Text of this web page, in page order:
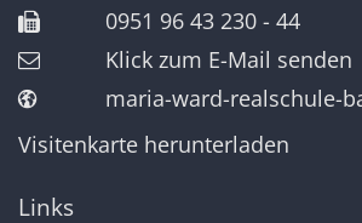
0951 96 43 230 - 44
Klick zum E-Mail senden
maria-ward-realschule-
Visitenkarte herunterladen
Links